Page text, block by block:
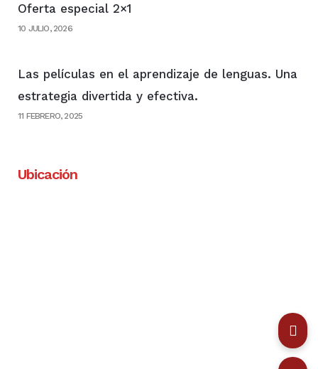
Oferta especial 2×1
10 JULIO, 2026
Las películas en el aprendizaje de lenguas. Una
estrategia divertida y efectiva.
11 FEBRERO, 2025
Ubicación